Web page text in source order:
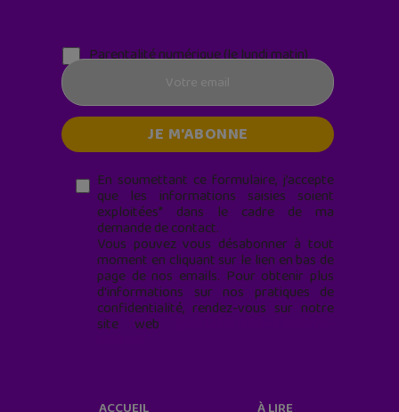
Parentalité numérique (le lundi matin)
En soumettant ce formulaire, j’accepte
que les informations saisies soient
exploitées* dans le cadre de ma
demande de contact.
Vous pouvez vous désabonner à tout
moment en cliquant sur le lien en bas de
page de nos emails. Pour obtenir plus
d'informations sur nos pratiques de
confidentialité, rendez-vous sur notre
site web